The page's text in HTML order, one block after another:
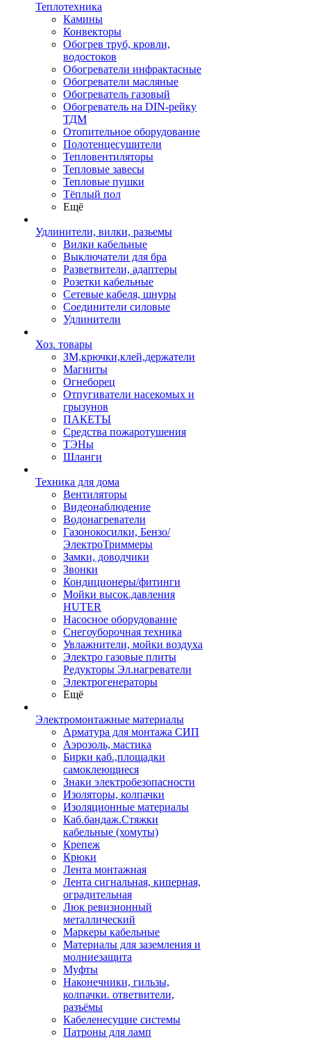
Теплотехника
Камины
Конвекторы
Обогрев труб, кровли,
водостоков
Обогреватели инфрактасные
Обогреватели масляные
Обогреватель газовый
Обогреватель на DIN-рейку
ТДМ
Отопительное оборудование
Полотенцесушители
Тепловентиляторы
Тепловые завесы
Тепловые пушки
Тёплый пол
Ещё
Удлинители, вилки, разьемы
Вилки кабельные
Выключатели для бра
Разветвители, адаптеры
Розетки кабельные
Сетевые кабеля, шнуры
Соединители силовые
Удлинители
Хоз. товары
ЗМ,крючки,клей,держатели
Магниты
Огнеборец
Отпугиватели насекомых и
грызунов
ПАКЕТЫ
Средства пожаротушения
ТЭНы
Шланги
Техника для дома
Вентиляторы
Видеонаблюдение
Водонагреватели
Газонокосилки, Бензо/
ЭлектроТриммеры
Замки, доводчики
Звонки
Кондиционеры/фитинги
Мойки высок.давления
HUTER
Насосное оборудование
Снегоуборочная техника
Увлажнители, мойки воздуха
Электро газовые плиты
Редукторы Эл.нагреватели
Электрогенераторы
Ещё
Электромонтажные материалы
Арматура для монтажа СИП
Аэрозоль, мастика
Бирки каб.,площадки
самоклеющиеся
Знаки электробезопасности
Изоляторы, колпачки
Изоляционные материалы
Каб.бандаж.Стяжки
кабельные (хомуты)
Крепеж
Крюки
Лента монтажная
Лента сигнальная, киперная,
оградительная
Люк ревизионный
металлический
Маркеры кабельные
Материалы для заземления и
молниезащита
Муфты
Наконечники, гильзы,
колпачки. ответвители,
разъёмы
Кабеленесущие системы
Патроны для ламп